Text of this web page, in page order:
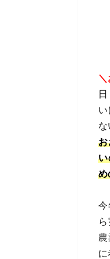
な
お
い
め
今
に